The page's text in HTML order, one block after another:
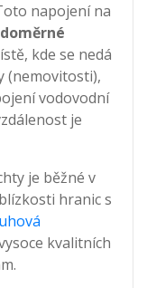
napojení na
kde se nedá
(nemovitosti),
vodovodní
je
je běžné v
hranic s
kvalitních